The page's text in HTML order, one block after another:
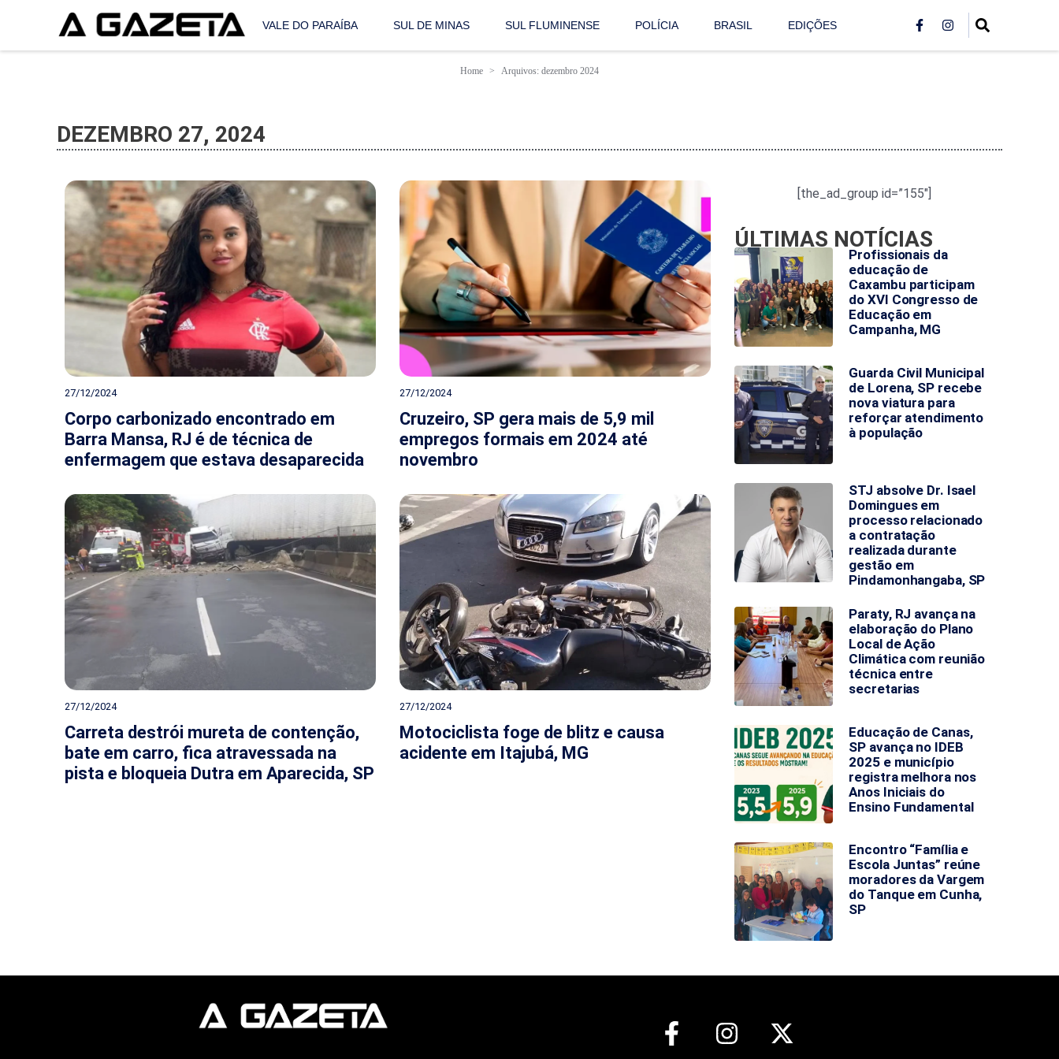
VALE DO PARAÍBA SUL DE MINAS SUL FLUMINENSE POLÍCIA BRASIL EDIÇÕES
Home Arquivos: dezembro 2024
DEZEMBRO 27, 2024
27/12/2024
Corpo carbonizado encontrado em
Barra Mansa, RJ é de técnica de
enfermagem que estava desaparecida
27/12/2024
Cruzeiro, SP gera mais de 5,9 mil
empregos formais em 2024 até
novembro
27/12/2024
Carreta destrói mureta de contenção,
bate em carro, fica atravessada na
pista e bloqueia Dutra em Aparecida, SP
27/12/2024
Motociclista foge de blitz e causa
acidente em Itajubá, MG
[the_ad_group id=”155″]
ÚLTIMAS NOTÍCIAS
Profissionais da
educação de
Caxambu participam
do XVI Congresso de
Educação em
Campanha, MG
Guarda Civil Municipal
de Lorena, SP recebe
nova viatura para
reforçar atendimento
à população
STJ absolve Dr. Isael
Domingues em
processo relacionado
a contratação
realizada durante
gestão em
Pindamonhangaba, SP
Paraty, RJ avança na
elaboração do Plano
Local de Ação
Climática com reunião
técnica entre
secretarias
Educação de Canas,
SP avança no IDEB
2025 e município
registra melhora nos
Anos Iniciais do
Ensino Fundamental
Encontro “Família e
Escola Juntas” reúne
moradores da Vargem
do Tanque em Cunha,
SP